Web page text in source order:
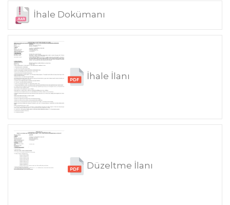
İhale Dokümanı
İhale İlanı
Düzeltme İlanı